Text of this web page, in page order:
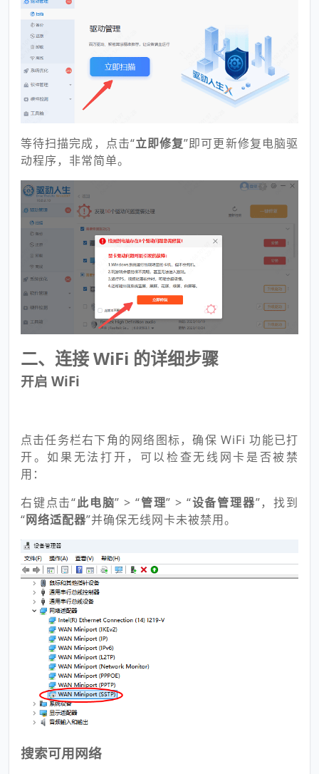
等待扫描完成，点击“立即修复”即可更新修复电脑驱
动程序，非常简单。
二、连接 WiFi 的详细步骤
开启 WiFi
点击任务栏右下角的网络图标，确保 WiFi 功能已打
开。如果无法打开，可以检查无线网卡是否被禁
用：
右键点击“此电脑” > “管理” > “设备管理器”，找到
“网络适配器”并确保无线网卡未被禁用。
搜索可用网络